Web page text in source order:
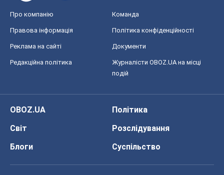
Про компанію Команда
Правова інформація Політика конфіденційності
Реклама на сайті Документи
Редакційна політика
Журналісти OBOZ.UA на місці
подій
OBOZ.UA
Політика
Світ
Розслідування
Блоги
Суспільство